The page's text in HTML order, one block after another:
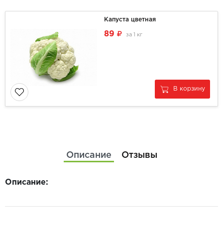
Капуста цветная
89 за 1 кг
В корзину
Описание Отзывы
Описание: